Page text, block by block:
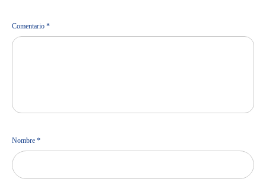
Comentario *
Nombre *